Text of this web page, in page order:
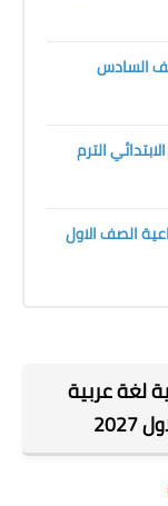
السادس
الترم
الصف الاول
لغة عربية